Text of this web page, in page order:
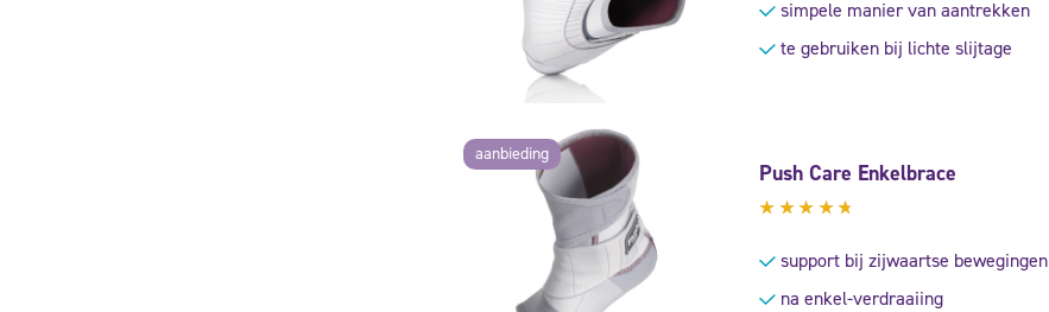
simpele manier van aantrekken
te gebruiken bij lichte slijtage
aanbieding
Push Care Enkelbrace
uit 5
support bij zijwaartse bewegingen
na enkel-verdraaiing